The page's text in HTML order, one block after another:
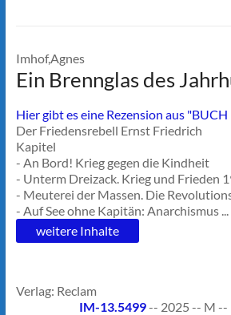
Imhof,Agnes
Ein Brennglas des
Hier gibt es eine Rezension aus
Der Friedensrebell Ernst Friedrich
Kapitel
- An Bord! Krieg gegen die Kindheit
- Unterm Dreizack. Krieg und Frieden
- Meuterei der Massen. Die
- Auf See ohne Kapitän: Anarchismus ...
weitere Inhalte
Verlag: Reclam
IM-13.5499-- 2025 -- M --